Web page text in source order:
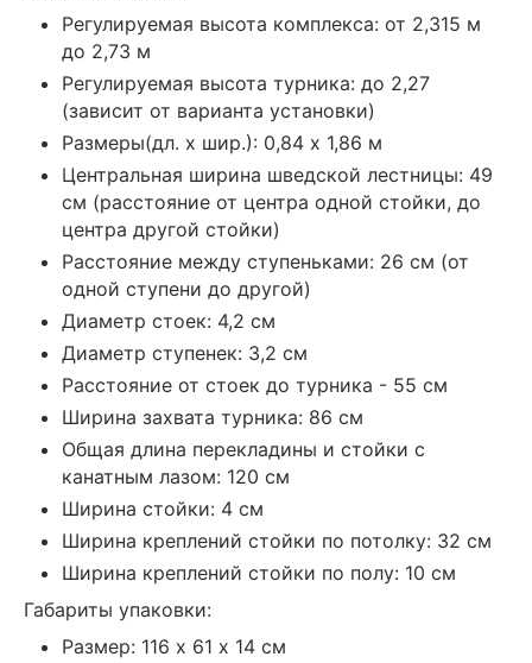
Регулируемая высота комплекса: от 2,315 м
до 2,73 м
Регулируемая высота турника: до 2,27
(зависит от варианта установки)
Размеры(дл. x шир.): 0,84 х 1,86 м
Центральная ширина шведской лестницы: 49
см (расстояние от центра одной стойки, до
центра другой стойки)
Расстояние между ступеньками: 26 см (от
одной ступени до другой)
Диаметр стоек: 4,2 см
Диаметр ступенек: 3,2 см
Расстояние от стоек до турника - 55 см
Ширина захвата турника: 86 см
Общая длина перекладины и стойки с
канатным лазом: 120 см
Ширина стойки: 4 см
Ширина креплений стойки по потолку: 32 см
Ширина креплений стойки по полу: 10 см
Габариты упаковки:
Размер: 116 х 61 х 14 см